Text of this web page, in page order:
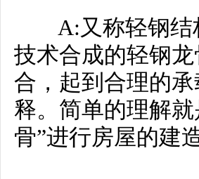
A:又称轻钢结
技术合成的轻钢
合，起到合理的
释。简单的理解
骨”进行房屋的建